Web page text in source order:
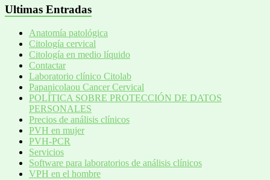
Ultimas Entradas
Anatomía patológica
Citología cervical
Citología en medio líquido
Contactar
Laboratorio clínico Citolab
Papanicolaou Cancer Cervical
POLÍTICA SOBRE PROTECCIÓN DE DATOS
PERSONALES
Precios de análisis clínicos
PVH en mujer
PVH-PCR
Servicios
Software para laboratorios de análisis clínicos
VPH en el hombre